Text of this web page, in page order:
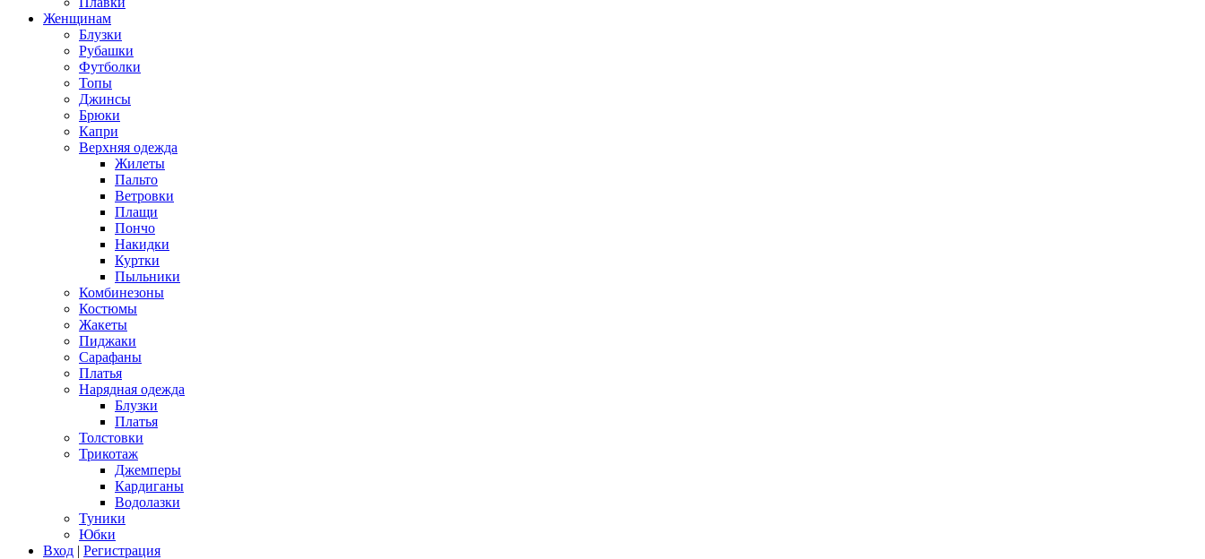
Женщинам
Блузки
Рубашки
Футболки
Топы
Джинсы
Брюки
Капри
Верхняя одежда
Жилеты
Пальто
Ветровки
Плащи
Пончо
Накидки
Куртки
Пыльники
Комбинезоны
Костюмы
Жакеты
Пиджаки
Сарафаны
Платья
Нарядная одежда
Блузки
Платья
Толстовки
Трикотаж
Джемперы
Кардиганы
Водолазки
Туники
Юбки
Вход | Регистрация